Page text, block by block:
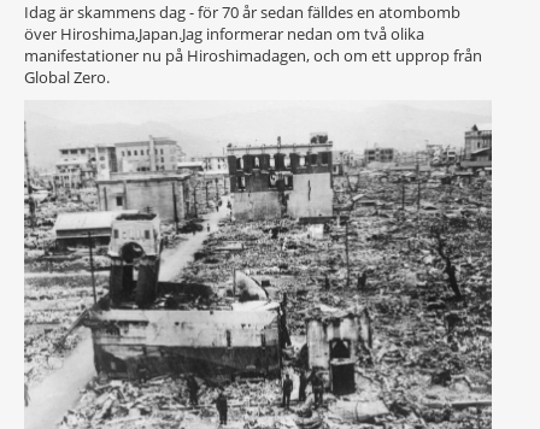
Idag är skammens dag - för 70 år sedan fälldes en atombomb
över Hiroshima,Japan.Jag informerar nedan om två olika
manifestationer nu på Hiroshimadagen, och om ett upprop från
Global Zero.